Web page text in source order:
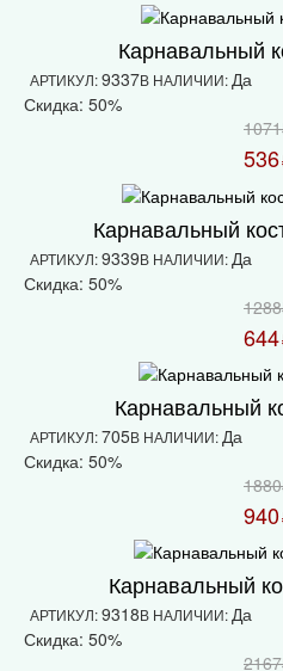
Карнавальный
АРТИКУЛ:9337В НАЛИЧИИ:Да
Скидка: 50%
536
Карнавальный
АРТИКУЛ:9339В НАЛИЧИИ: Да
Скидка: 50%
644
Карнавальный
АРТИКУЛ:705В НАЛИЧИИ: Да
Скидка: 50%
940
Карнавальный
АРТИКУЛ:9318В НАЛИЧИИ:Да
Скидка: 50%